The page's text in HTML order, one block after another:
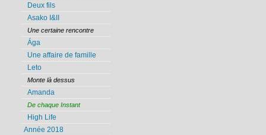
Deux fils
Asako I&II
Une certaine rencontre
Ága
Une affaire de famille
Leto
Monte là dessus
Amanda
De chaque Instant
High Life
Année 2018